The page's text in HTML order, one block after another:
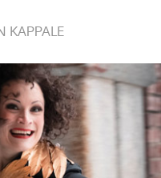
KAPPALE